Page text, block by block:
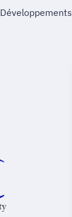
Développements